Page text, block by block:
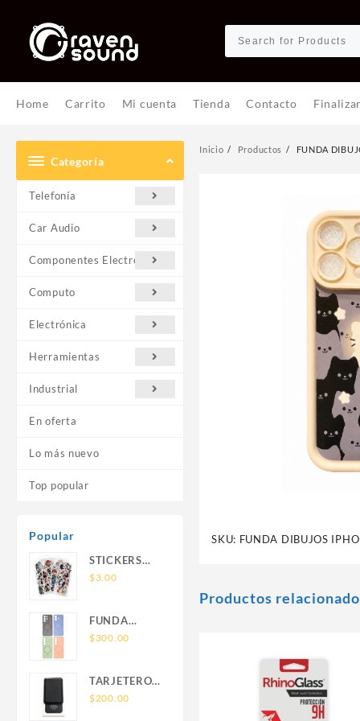
contenido
Home Carrito Mi cuenta Tienda Contacto
Categoría
Telefonía
Car Audio
Componentes Electrónicos
Computo
Electrónica
Herramientas
Industrial
En oferta
Lo más nuevo
Top popular
Popular
STICKERS
UNIVERSALES
$3.00
FUNDA
NOVA SAM
SIN SOPORTE
MAGNETICO
$300.00
TARJETERO
SIN SOPORTE
$200.00
Inicio Productos FUNDA
SKU: FUNDA DIBUJOS
Productos